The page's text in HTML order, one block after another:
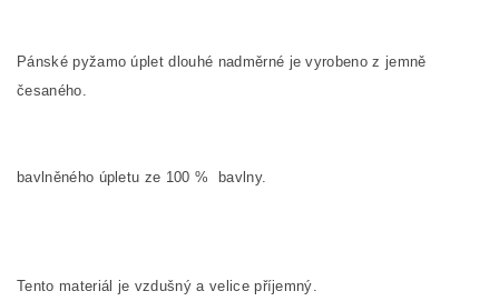
Pánské pyžamo úplet dlouhé nadměrné je vyrobeno z jemně
česaného.
bavlněného úpletu ze 100 % bavlny.
Tento materiál je vzdušný a velice příjemný.